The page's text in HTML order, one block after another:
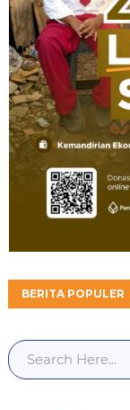
BERITA POPULER